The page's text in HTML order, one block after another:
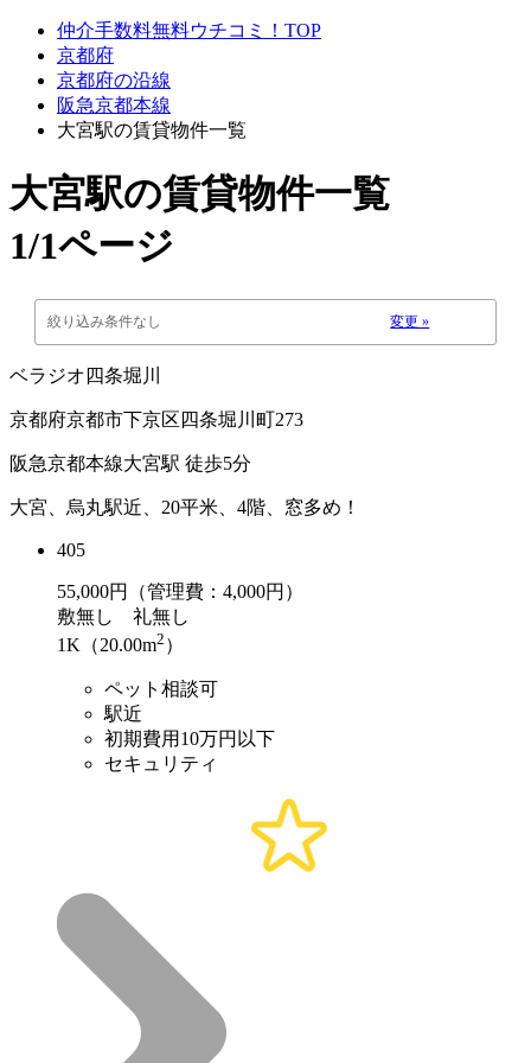
仲介手数料無料ウチコミ！TOP
京都府
京都府の沿線
阪急京都本線
大宮駅の賃貸物件一覧
大宮駅の賃貸物件一覧
1/1ページ
絞り込み条件なし 変更 »
ベラジオ四条堀川
京都府京都市下京区四条堀川町273
阪急京都本線大宮駅 徒歩5分
大宮、烏丸駅近、20平米、4階、窓多め！
405
55,000円（管理費：4,000円）
敷無し 礼無し
1K（20.00m2 ）
ペット相談可
駅近
初期費用10万円以下
セキュリティ